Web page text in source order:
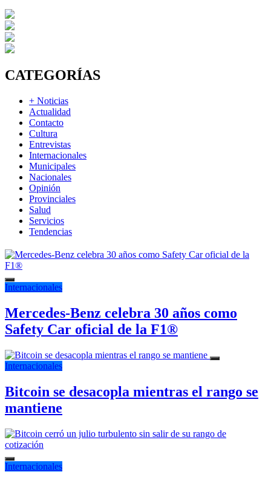
CATEGORÍAS
+ Noticias
Actualidad
Contacto
Cultura
Entrevistas
Internacionales
Municipales
Nacionales
Opinión
Provinciales
Salud
Servicios
Tendencias
Internacionales
Mercedes-Benz celebra 30 años como
Safety Car oficial de la F1®
Internacionales
Bitcoin se desacopla mientras el rango se
mantiene
Internacionales